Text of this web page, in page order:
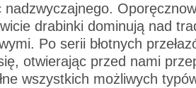
nadzwyczajnego.
drabinki dominują nad
Po serii błotnych
otwierając przed nami
wszystkich możliwych